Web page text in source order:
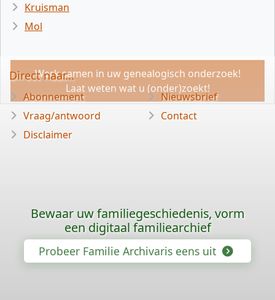
Kruisman
Mol
Werk samen in uw genealogisch onderzoek!
Laat weten wat u (onder)zoekt!
Direct naar...
Abonnement
Vraag/antwoord
Disclaimer
Nieuwsbrief
Contact
Bewaar uw familiegeschiedenis, vorm
een digitaal familiearchief
Probeer Familie Archivaris eens uit